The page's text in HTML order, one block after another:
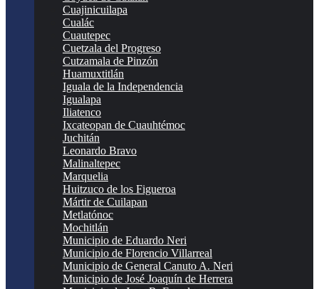
Cuajinicuilapa
Cualác
Cuautepec
Cuetzala del Progreso
Cutzamala de Pinzón
Huamuxtitlán
Iguala de la Independencia
Igualapa
Iliatenco
Ixcateopan de Cuauhtémoc
Juchitán
Leonardo Bravo
Malinaltepec
Marquelia
Huitzuco de los Figueroa
Mártir de Cuilapan
Metlatónoc
Mochitlán
Municipio de Eduardo Neri
Municipio de Florencio Villarreal
Municipio de General Canuto A. Neri
Municipio de José Joaquín de Herrera